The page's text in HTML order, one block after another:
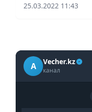
25.03.2022 11:43
A Vecher.kz
канал